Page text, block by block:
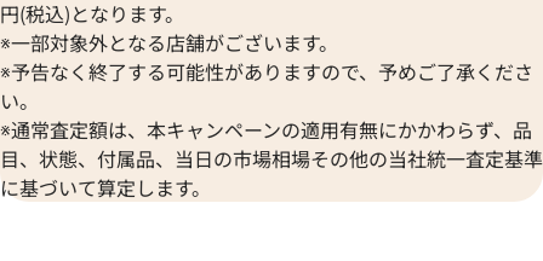
円(税込)となります。
※一部対象外となる店舗がございます。
※予告なく終了する可能性がありますので、予めご了承くださ
い。
※通常査定額は、本キャンペーンの適用有無にかかわらず、品
目、状態、付属品、当日の市場相場その他の当社統一査定基準
に基づいて算定します。